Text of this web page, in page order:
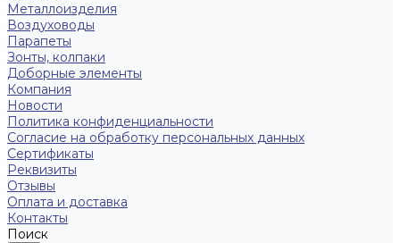
Металлоизделия
Воздуховоды
Парапеты
Зонты, колпаки
Доборные элементы
Компания
Новости
Политика конфиденциальности
Согласие на обработку персональных данных
Сертификаты
Реквизиты
Отзывы
Оплата и доставка
Контакты
Поиск